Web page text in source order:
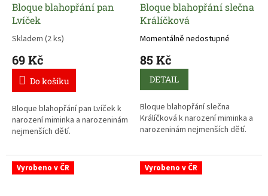
Bloque blahopřání pan
Lvíček
Skladem (2 ks)
69 Kč
Do košíku
Bloque blahopřání pan Lvíček k
narození miminka a narozeninám
nejmenších dětí.
Bloque blahopřání slečna
Králíčková
Momentálně nedostupné
85 Kč
DETAIL
Bloque blahopřání slečna
Králíčková k narození miminka a
narozeninám nejmenších dětí.
Vyrobeno v ČR Vyrobeno v ČR